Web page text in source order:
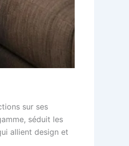
sur ses
séduit les
allient design et